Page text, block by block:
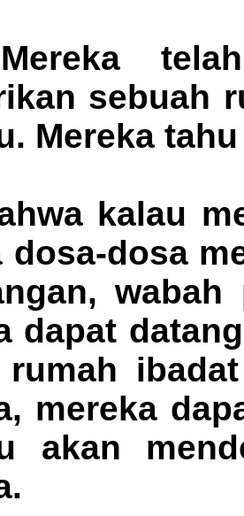
sebuah
Mereka tahu
kalau
dosa-dosa
dapat
rumah
mereka
akan